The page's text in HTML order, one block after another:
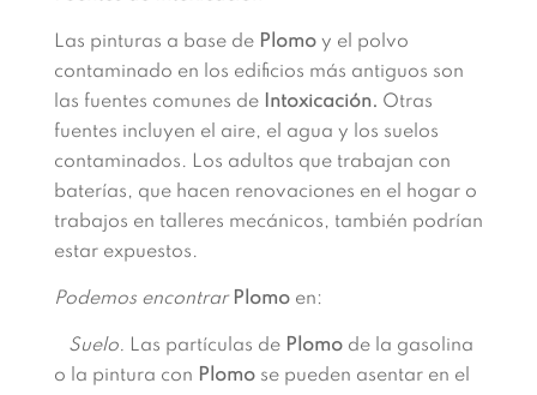
Las pinturas a base dePlomoy el polvo
contaminado en los edificios más antiguos son
las fuentes comunes de
Intoxicación. Otras
fuentes incluyen el aire, el agua y los suelos
contaminados. Los adultos que trabajan con
baterías, que hacen renovaciones en el hogar o
trabajos en talleres mecánicos, también podrían
estar expuestos.
Podemos encontrar Plomoen:
Suelo. Las partículas de Plomode la gasolina
o la pintura con Plomose pueden asentar en el